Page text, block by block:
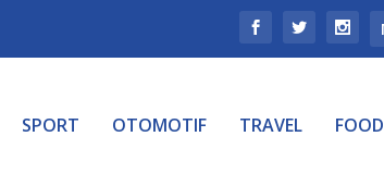
SPORT OTOMOTIF TRAVEL FOOD